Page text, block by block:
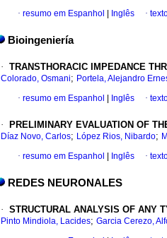
· resumo em Espanhol Inglês ·
Bioingeniería
· TRANSTHORACIC IMPEDANCE
Colorado, Osmani; Portela, Alejandro
· resumo em Espanhol Inglês ·
· PRELIMINARY EVALUATION OF
Díaz Novo, Carlos; López Rios, Nibardo;
· resumo em Espanhol Inglês ·
REDES NEURONALES
· STRUCTURAL ANALYSIS OF ANY
Pinto Mindiola, Lacides; Garcia Cerezo,